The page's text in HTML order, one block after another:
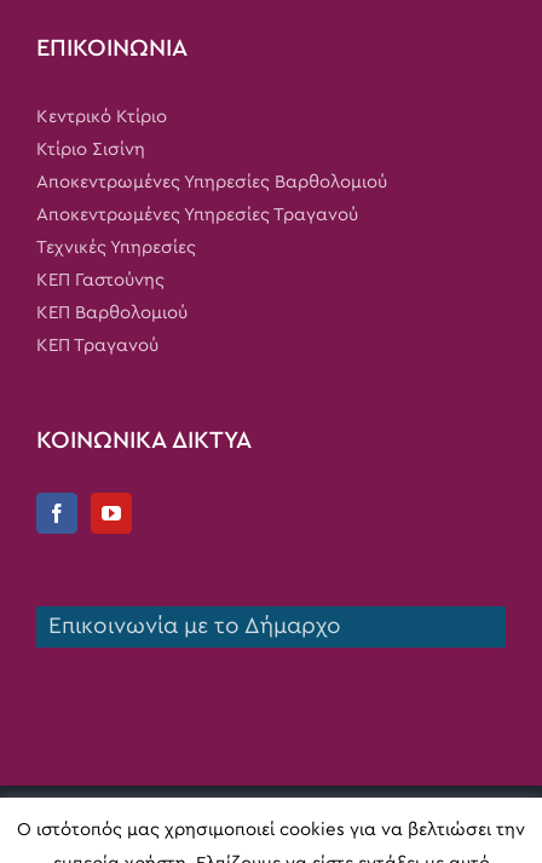
ΕΠΙΚΟΙΝΩΝΙΑ
Κεντρικό Κτίριο
Κτίριο Σισίνη
Αποκεντρωμένες Υπηρεσίες Βαρθολομιού
Αποκεντρωμένες Υπηρεσίες Τραγανού
Τεχνικές Υπηρεσίες
ΚΕΠ Γαστούνης
ΚΕΠ Βαρθολομιού
ΚΕΠ Τραγανού
ΚΟΙΝΩΝΙΚΑ ΔΙΚΤΥΑ
Επικοινωνία με το Δήμαρχο
Copyright 2020 Δήμος Πηνειού | All Rights Reserved |
Κατασκευή ιστοσελίδαςDigital Act
Ο ιστότοπός μας χρησιμοποιεί cookies για να βελτιώσει την